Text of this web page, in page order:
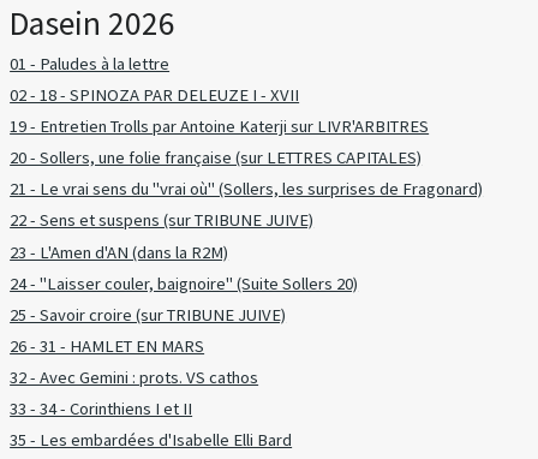
Dasein 2026
01 - Paludes à la lettre
02 - 18 - SPINOZA PAR DELEUZE I - XVII
19 - Entretien Trolls par Antoine Katerji sur LIVR'ARBITRES
20 - Sollers, une folie française (sur LETTRES CAPITALES)
21 - Le vrai sens du "vrai où" (Sollers, les surprises de Fragonard)
22 - Sens et suspens (sur TRIBUNE JUIVE)
23 - L'Amen d'AN (dans la R2M)
24 - "Laisser couler, baignoire" (Suite Sollers 20)
25 - Savoir croire (sur TRIBUNE JUIVE)
26 - 31 - HAMLET EN MARS
32 - Avec Gemini : prots. VS cathos
33 - 34 - Corinthiens I et II
35 - Les embardées d'Isabelle Elli Bard